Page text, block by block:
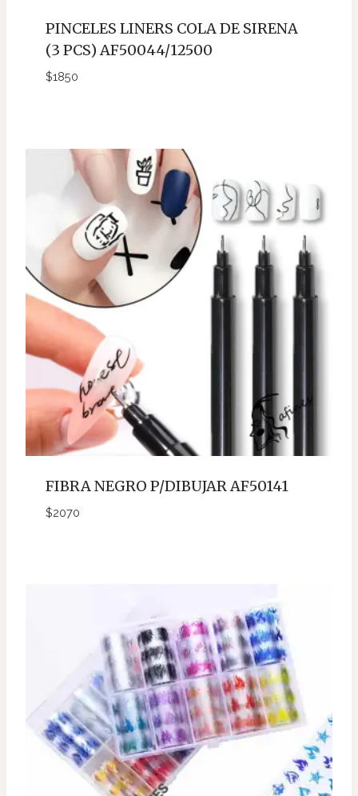
PINCELES LINERS COLA DE SIRENA
(3 PCS) AF50044/12500
$1850
FIBRA NEGRO P/DIBUJAR AF50141
$2070